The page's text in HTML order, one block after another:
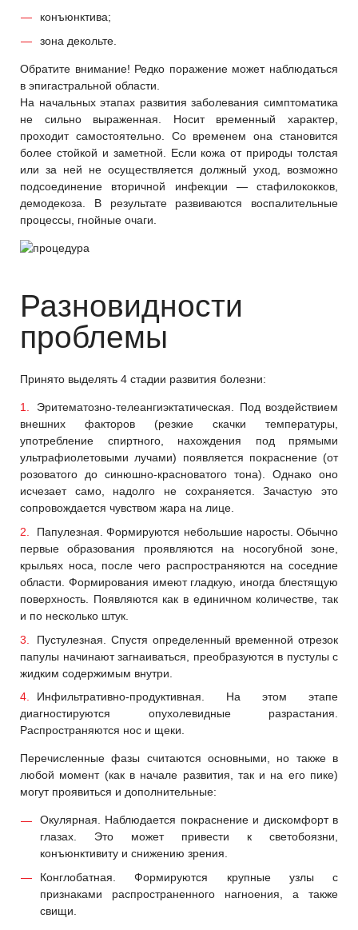
конъюнктива;
зона декольте.
Обратите внимание! Редко поражение может наблюдаться
в эпигастральной области.
На начальных этапах развития заболевания симптоматика
не сильно выраженная. Носит временный характер,
проходит самостоятельно. Со временем она становится
более стойкой и заметной. Если кожа от природы толстая
или за ней не осуществляется должный уход, возможно
подсоединение вторичной инфекции — стафилококков,
демодекоза. В результате развиваются воспалительные
процессы, гнойные очаги.
Разновидности
проблемы
Принято выделять 4 стадии развития болезни:
Эритематозно-телеангиэктатическая. Под воздействием
внешних факторов (резкие скачки температуры,
употребление спиртного, нахождения под прямыми
ультрафиолетовыми лучами) появляется покраснение (от
розоватого до синюшно-красноватого тона). Однако оно
исчезает само, надолго не сохраняется. Зачастую это
сопровождается чувством жара на лице.
Папулезная. Формируются небольшие наросты. Обычно
первые образования проявляются на носогубной зоне,
крыльях носа, после чего распространяются на соседние
области. Формирования имеют гладкую, иногда блестящую
поверхность. Появляются как в единичном количестве, так
и по несколько штук.
Пустулезная. Спустя определенный временной отрезок
папулы начинают загнаиваться, преобразуются в пустулы с
жидким содержимым внутри.
Инфильтративно-продуктивная. На этом этапе
диагностируются опухолевидные разрастания.
Распространяются нос и щеки.
Перечисленные фазы считаются основными, но также в
любой момент (как в начале развития, так и на его пике)
могут проявиться и дополнительные:
Окулярная. Наблюдается покраснение и дискомфорт в
глазах. Это может привести к светобоязни,
конъюнктивиту и снижению зрения.
Конглобатная. Формируются крупные узлы с
признаками распространенного нагноения, а также
свищи.